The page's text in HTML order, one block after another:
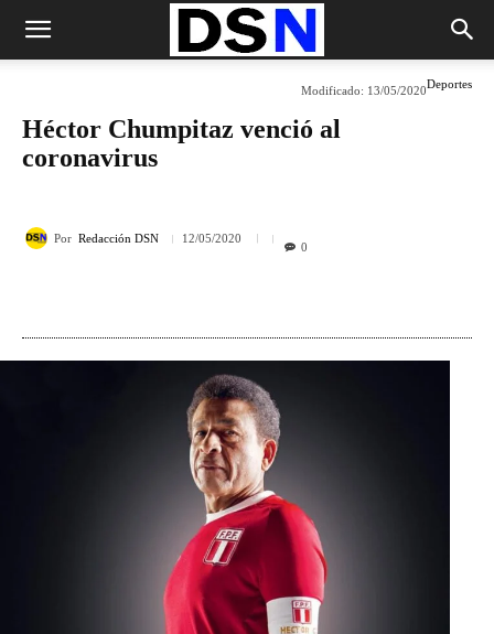
Deportes
Modificado: 13/05/2020
Héctor Chumpitaz venció al
coronavirus
Por Redacción DSN 12/05/2020
0